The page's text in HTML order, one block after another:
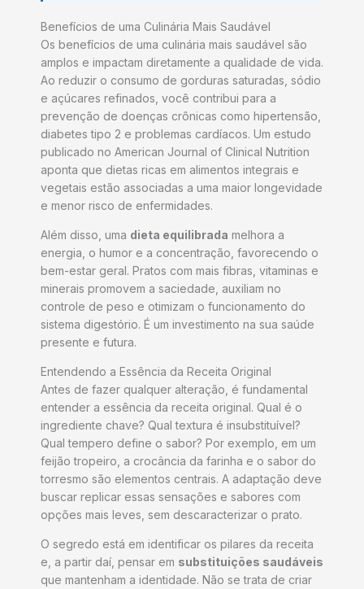
Benefícios de uma Culinária Mais Saudável
Os benefícios de uma culinária mais saudável são
amplos e impactam diretamente a qualidade de vida.
Ao reduzir o consumo de gorduras saturadas, sódio
e açúcares refinados, você contribui para a
prevenção de doenças crônicas como hipertensão,
diabetes tipo 2 e problemas cardíacos. Um estudo
publicado no American Journal of Clinical Nutrition
aponta que dietas ricas em alimentos integrais e
vegetais estão associadas a uma maior longevidade
e menor risco de enfermidades.
Além disso, uma dieta equilibrada melhora a
energia, o humor e a concentração, favorecendo o
bem-estar geral. Pratos com mais fibras, vitaminas e
minerais promovem a saciedade, auxiliam no
controle de peso e otimizam o funcionamento do
sistema digestório. É um investimento na sua saúde
presente e futura.
Entendendo a Essência da Receita Original
Antes de fazer qualquer alteração, é fundamental
entender a essência da receita original. Qual é o
ingrediente chave? Qual textura é insubstituível?
Qual tempero define o sabor? Por exemplo, em um
feijão tropeiro, a crocância da farinha e o sabor do
torresmo são elementos centrais. A adaptação deve
buscar replicar essas sensações e sabores com
opções mais leves, sem descaracterizar o prato.
O segredo está em identificar os pilares da receita
e, a partir daí, pensar em substituições saudáveis
que mantenham a identidade. Não se trata de criar